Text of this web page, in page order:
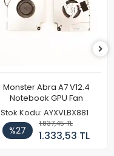
Monster Abra A7 V12.4
Notebook GPU Fan
Stok Kodu: AYXVLBX881
%27
1.837,45 TL
1.333,53 TL